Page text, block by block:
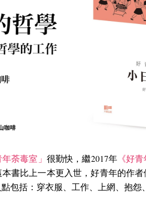
年荼毒室」 很勤快，繼2017年《好青
本書比上一本更入世，好青年的作
包括：穿衣服、工作、上網、抱怨